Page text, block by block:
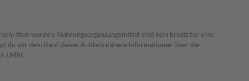
werden. Nahrungsergänzungsmittel sind kein Ersatz für eine
du vor dem Kauf dieses Artikels nähere Informationen über die
LMIV.